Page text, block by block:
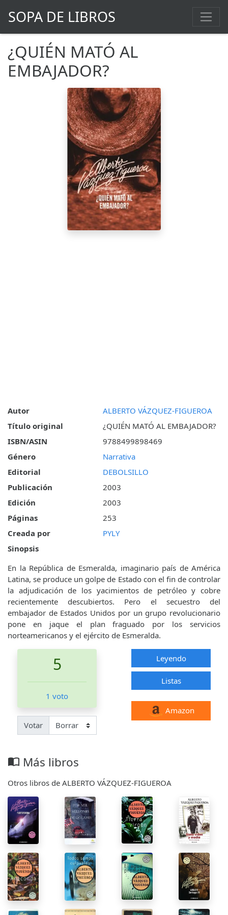
SOPA DE LIBROS
¿QUIÉN MATÓ AL
EMBAJADOR?
Autor
ALBERTO VÁZQUEZ-FIGUEROA
Título original
¿QUIÉN MATÓ AL EMBAJADOR?
ISBN/ASIN
9788499898469
Género
Narrativa
Editorial
DEBOLSILLO
Publicación
2003
Edición
2003
Páginas
253
Creada por
PYLY
Sinopsis
En la República de Esmeralda, imaginario país de América
Latina, se produce un golpe de Estado con el fin de controlar
la adjudicación de los yacimientos de petróleo y cobre
recientemente descubiertos. Pero el secuestro del
embajador de Estados Unidos por un grupo revolucionario
pone en jaque el plan fraguado por los servicios
norteamericanos y el ejército de Esmeralda.
5
1 voto
Votar
Leyendo
Listas
Amazon
import_contacts Más libros
Otros libros de ALBERTO VÁZQUEZ-FIGUEROA